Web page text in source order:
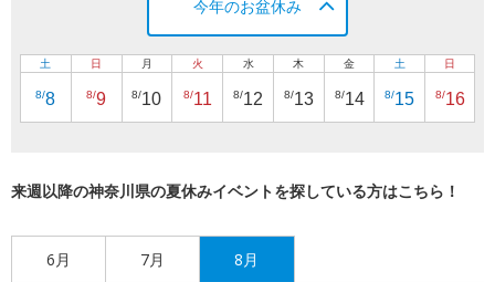
今年のお盆休み
土
8/8
日
8/9
月
8/10
火
8/11
水
8/12
木
8/13
金
8/14
土
8/15
日
8/16
来週以降の神奈川県の夏休みイベントを探している方はこちら！
6月 7月 8月